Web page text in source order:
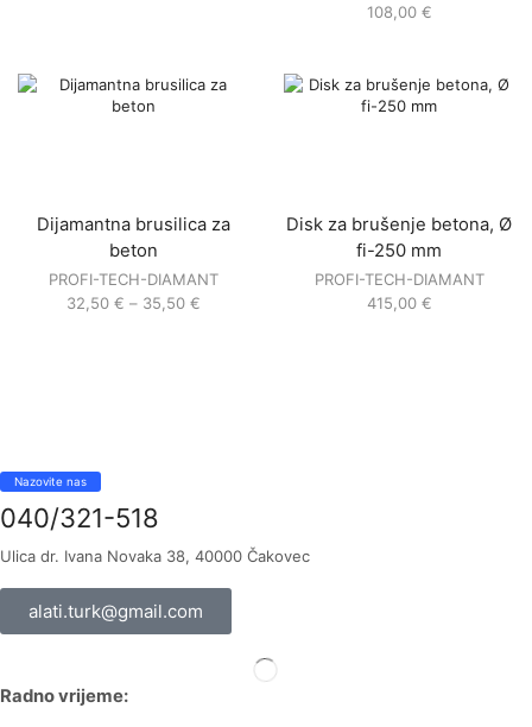
108,00 €
Dijamantna brusilica za
beton
PROFI-TECH-DIAMANT
32,50 € – 35,50 €
Disk za brušenje betona, Ø
fi-250 mm
PROFI-TECH-DIAMANT
415,00 €
Nazovite nas
040/321-518
Ulica dr. Ivana Novaka 38, 40000 Čakovec
alati.turk@gmail.com
Radno vrijeme: